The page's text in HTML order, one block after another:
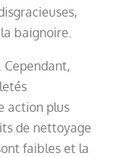
baignoire.
action plus
de nettoyage
faibles et la